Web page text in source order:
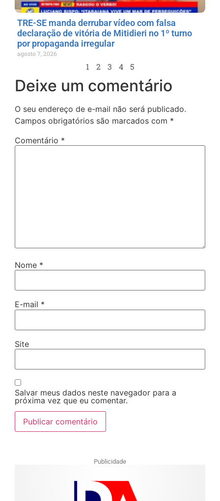
TRE-SE manda derrubar vídeo com falsa
declaração de vitória de Mitidieri no 1º turno
por propaganda irregular
agosto 7, 2026
1 2 3 4 5
Deixe um comentário
O seu endereço de e-mail não será publicado.
Campos obrigatórios são marcados com *
Comentário *
Nome *
E-mail *
Site
Salvar meus dados neste navegador para a
próxima vez que eu comentar.
Publicidade